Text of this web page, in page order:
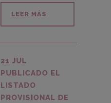
LEER MÁS
21 JUL
PUBLICADO EL
LISTADO
PROVISIONAL DE